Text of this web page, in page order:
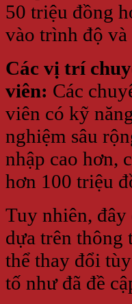
50 triệu đồng
vào trình độ
Các vị trí
viên: Các
viên có kỹ
nghiệm sâu
nhập cao hơn,
hơn 100 triệu
Tuy nhiên,
dựa trên thông
thể thay đổi
tố như đã đề